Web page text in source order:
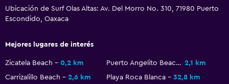
Cocineta
Sistema de entretenimiento
TV de pantalla plana
TV por cable o vía satélite
Ubicación de Surf Olas Altas: Av. Del Morro No. 310, 71980 Puerto
Escondido, Oaxaca
Mejores lugares de interés
Zicatela Beach 0,2 km Puerto Angelito Beach 2,1 km
Carrizalillo Beach
2,6 km Playa Roca Blanca 32,8 km